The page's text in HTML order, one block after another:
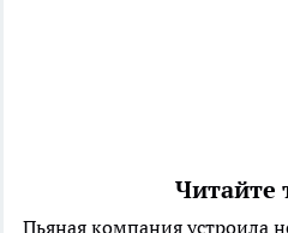
Читайте
Пьяная компания устроила